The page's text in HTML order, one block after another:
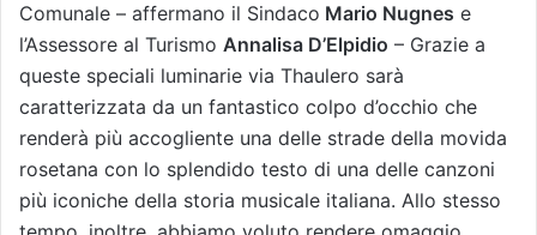
Comunale – affermano il Sindaco Mario Nugnes e
l’Assessore al Turismo Annalisa D’Elpidio – Grazie a
queste speciali luminarie via Thaulero sarà
caratterizzata da un fantastico colpo d’occhio che
renderà più accogliente una delle strade della movida
rosetana con lo splendido testo di una delle canzoni
più iconiche della storia musicale italiana. Allo stesso